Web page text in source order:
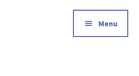
Menu